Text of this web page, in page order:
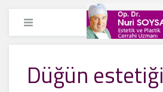
Düğün estetiği